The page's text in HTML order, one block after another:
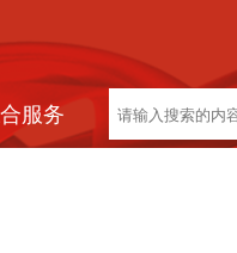
服务